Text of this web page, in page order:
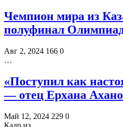
Чемпион мира из
полуфинал
Авг 2, 2024 166 0
…
«Поступил как
— отец Ерхана
Май 12, 2024 229 0
Кадр из…